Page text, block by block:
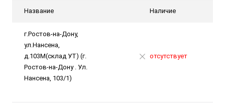
Название Наличие
г.Ростов-на-Дону,
ул.Нансена,
д.103М(склад УТ) (г.
Ростов-на-Дону . Ул.
Нансена, 103/1)
отсутствует